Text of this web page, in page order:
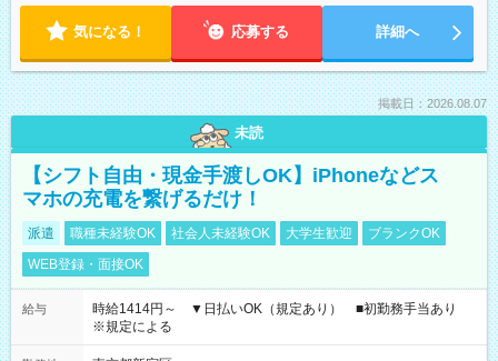
気になる！ 応募する 詳細へ
掲載日：2026.08.07
未読
【シフト自由・現金手渡しOK】iPhoneなどス
マホの充電を繋げるだけ！
派遣 職種未経験OK 社会人未経験OK 大学生歓迎
ブランクOK
WEB登録・面接OK
給与
時給1414円～ ▼日払いOK（規定あり） ■初勤務手当あり
※規定による